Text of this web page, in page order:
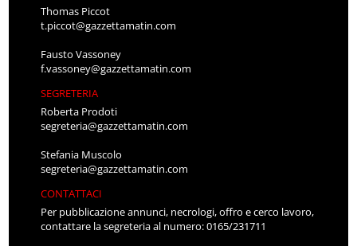
Thomas Piccot
t.piccot@gazzettamatin.com
Fausto Vassoney
f.vassoney@gazzettamatin.com
SEGRETERIA
Roberta Prodoti
segreteria@gazzettamatin.com
Stefania Muscolo
segreteria@gazzettamatin.com
CONTATTACI
Per pubblicazione annunci, necrologi, offro e cerco lavoro,
contattare la segreteria al numero: 0165/231711